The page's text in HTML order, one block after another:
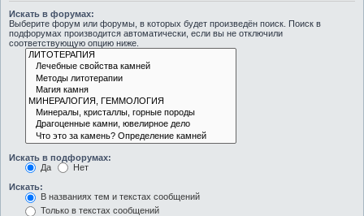
Искать в форумах:
Выберите форум или форумы, в которых будет произведён поиск. Поиск в
подфорумах производится автоматически, если вы не отключили
соответствующую опцию ниже.
Искать в подфорумах:
Да
Нет
Искать:
В названиях тем и текстах сообщений
Только в текстах сообщений